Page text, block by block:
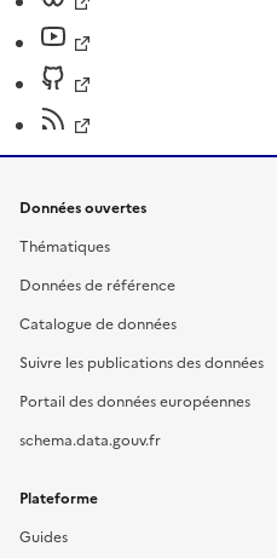
Données ouvertes
Thématiques
Données de référence
Catalogue de données
Suivre les publications des données
Portail des données européennes
schema.data.gouv.fr
Plateforme
Guides